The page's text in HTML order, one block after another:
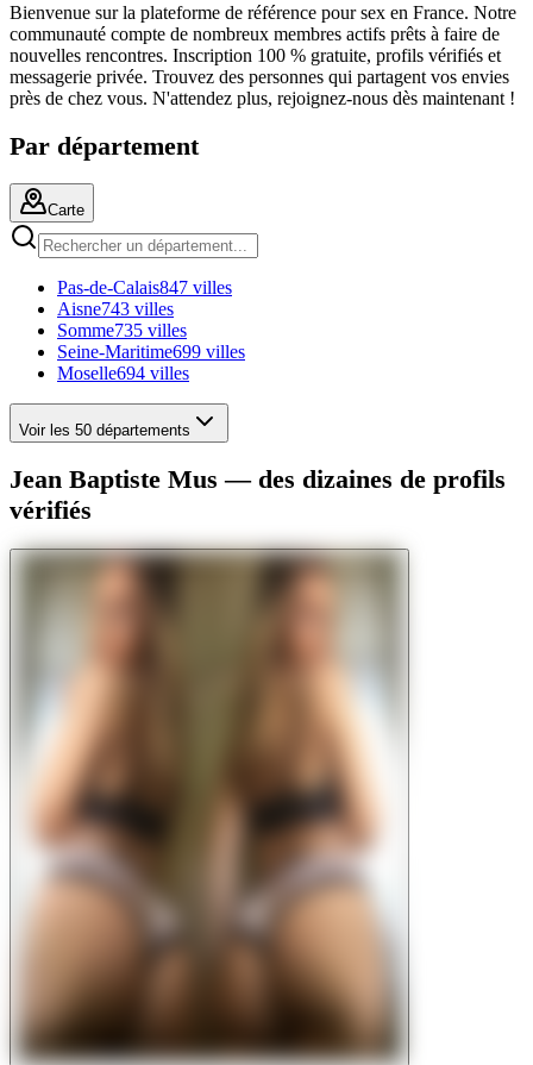
Bienvenue sur la plateforme de référence pour sex en France. Notre
communauté compte de nombreux membres actifs prêts à faire de
nouvelles rencontres. Inscription 100 % gratuite, profils vérifiés et
messagerie privée. Trouvez des personnes qui partagent vos envies
près de chez vous. N'attendez plus, rejoignez-nous dès maintenant !
Par département
Carte
Pas-de-Calais847 villes
Aisne743 villes
Somme735 villes
Seine-Maritime699 villes
Moselle694 villes
Voir les 50 départements
Jean Baptiste Mus — des dizaines de profils
vérifiés